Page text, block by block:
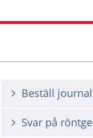
Beställ
Svar på